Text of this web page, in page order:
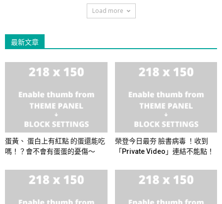
Load more
最新文章
蛋黃、 蛋白上有紅點 的蛋還能吃
嗎！？會不會有蛋蛋的憂傷～
榮登今日最夯 臉書病毒 ！收到
「Private Video」連結不能點！